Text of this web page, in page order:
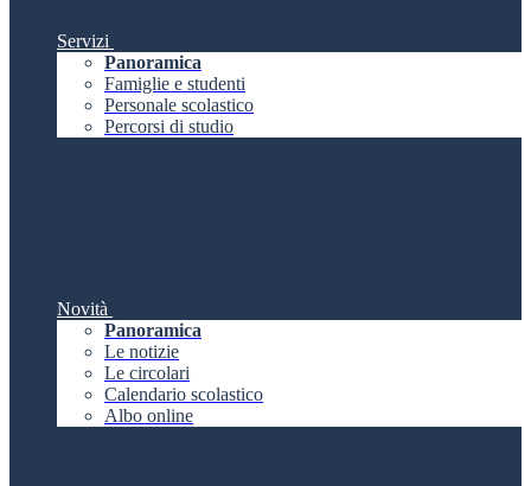
Servizi
Panoramica
Famiglie e studenti
Personale scolastico
Percorsi di studio
Novità
Panoramica
Le notizie
Le circolari
Calendario scolastico
Albo online